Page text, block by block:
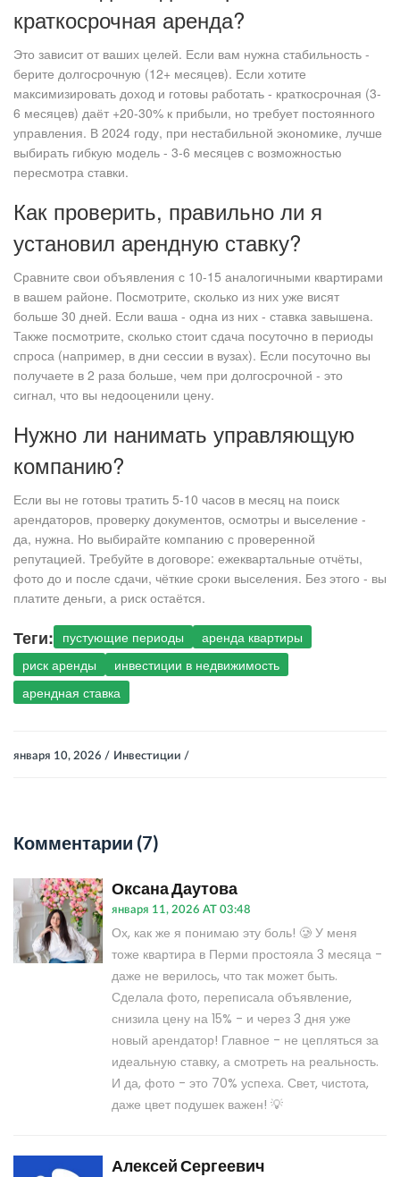
краткосрочная аренда?
Это зависит от ваших целей. Если вам нужна стабильность -
берите долгосрочную (12+ месяцев). Если хотите
максимизировать доход и готовы работать - краткосрочная (3-
6 месяцев) даёт +20-30% к прибыли, но требует постоянного
управления. В 2024 году, при нестабильной экономике, лучше
выбирать гибкую модель - 3-6 месяцев с возможностью
пересмотра ставки.
Как проверить, правильно ли я
установил арендную ставку?
Сравните свои объявления с 10-15 аналогичными квартирами
в вашем районе. Посмотрите, сколько из них уже висят
больше 30 дней. Если ваша - одна из них - ставка завышена.
Также посмотрите, сколько стоит сдача посуточно в периоды
спроса (например, в дни сессии в вузах). Если посуточно вы
получаете в 2 раза больше, чем при долгосрочной - это
сигнал, что вы недооценили цену.
Нужно ли нанимать управляющую
компанию?
Если вы не готовы тратить 5-10 часов в месяц на поиск
арендаторов, проверку документов, осмотры и выселение -
да, нужна. Но выбирайте компанию с проверенной
репутацией. Требуйте в договоре: ежеквартальные отчёты,
фото до и после сдачи, чёткие сроки выселения. Без этого - вы
платите деньги, а риск остаётся.
Теги: пустующие периоды
аренда квартиры
риск аренды
инвестиции в недвижимость
арендная ставка
января 10, 2026 / Инвестиции /
Комментарии (7)
Оксана Даутова
января 11, 2026 AT 03:48
Ох, как же я понимаю эту боль! 🥲 У меня
тоже квартира в Перми простояла 3 месяца -
даже не верилось, что так может быть.
Сделала фото, переписала объявление,
снизила цену на 15% - и через 3 дня уже
новый арендатор! Главное - не цепляться за
идеальную ставку, а смотреть на реальность.
И да, фото - это 70% успеха. Свет, чистота,
даже цвет подушек важен! 💡
Алексей Сергеевич